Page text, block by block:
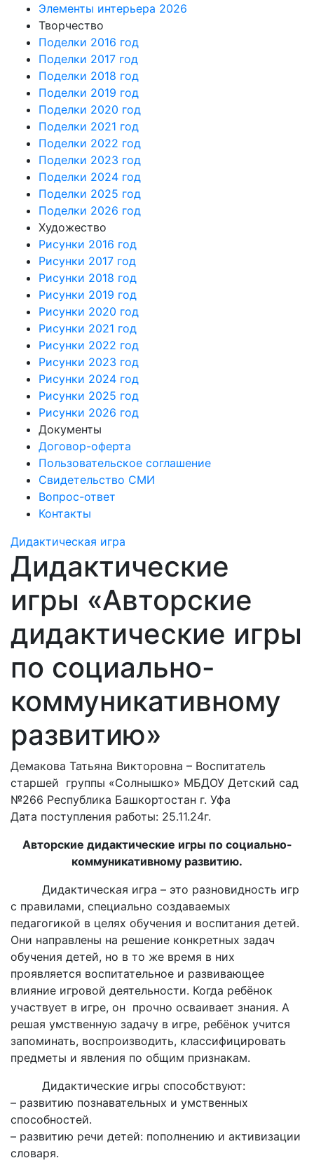
Элементы интерьера 2026
Творчество
Поделки 2016 год
Поделки 2017 год
Поделки 2018 год
Поделки 2019 год
Поделки 2020 год
Поделки 2021 год
Поделки 2022 год
Поделки 2023 год
Поделки 2024 год
Поделки 2025 год
Поделки 2026 год
Художество
Рисунки 2016 год
Рисунки 2017 год
Рисунки 2018 год
Рисунки 2019 год
Рисунки 2020 год
Рисунки 2021 год
Рисунки 2022 год
Рисунки 2023 год
Рисунки 2024 год
Рисунки 2025 год
Рисунки 2026 год
Документы
Договор-оферта
Пользовательское соглашение
Свидетельство СМИ
Вопрос-ответ
Контакты
Дидактическая игра
Дидактические
игры «Авторские
дидактические игры
по социально-
коммуникативному
развитию»
Демакова Татьяна Викторовна – Воспитатель
старшей группы «Солнышко» МБДОУ Детский сад
№266 Республика Башкортостан г. Уфа
Дата поступления работы: 25.11.24г.
Авторские дидактические игры по социально-
коммуникативному развитию.
Дидактическая игра – это разновидность игр
с правилами, специально создаваемых
педагогикой в целях обучения и воспитания детей.
Они направлены на решение конкретных задач
обучения детей, но в то же время в них
проявляется воспитательное и развивающее
влияние игровой деятельности. Когда ребёнок
участвует в игре, он прочно осваивает знания. А
решая умственную задачу в игре, ребёнок учится
запоминать, воспроизводить, классифицировать
предметы и явления по общим признакам.
Дидактические игры способствуют:
– развитию познавательных и умственных
способностей.
– развитию речи детей: пополнению и активизации
словаря.